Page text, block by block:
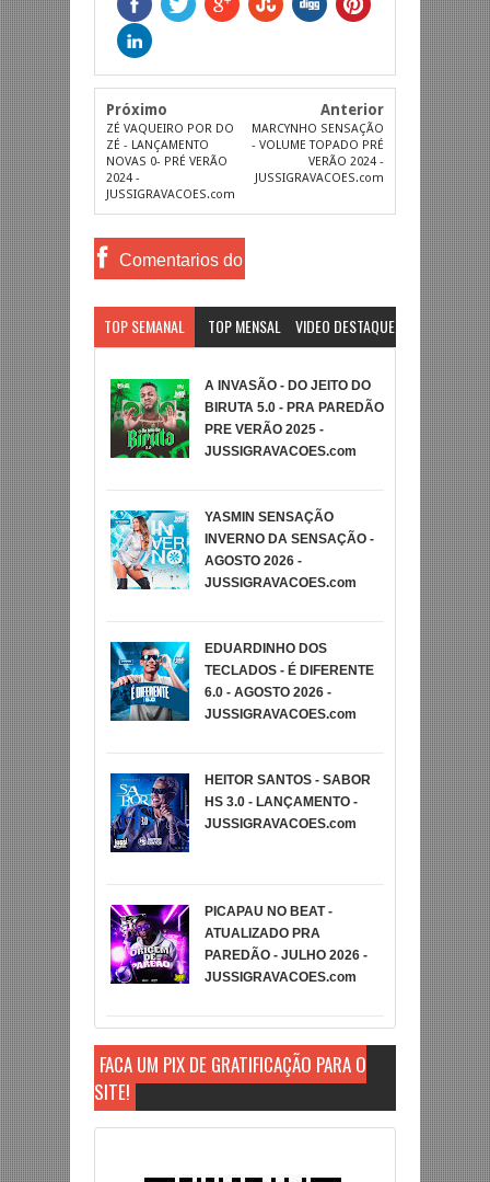
Próximo
ZÉ VAQUEIRO POR DO
ZÉ - LANÇAMENTO
NOVAS 0- PRÉ VERÃO
2024 -
JUSSIGRAVACOES.com
Anterior
MARCYNHO SENSAÇÃO
- VOLUME TOPADO PRÉ
VERÃO 2024 -
JUSSIGRAVACOES.com
Comentarios do
TOP SEMANAL TOP MENSAL VIDEO DESTAQUE
A INVASÃO - DO JEITO DO
BIRUTA 5.0 - PRA PAREDÃO
PRE VERÃO 2025 -
JUSSIGRAVACOES.com
YASMIN SENSAÇÃO
INVERNO DA SENSAÇÃO -
AGOSTO 2026 -
JUSSIGRAVACOES.com
EDUARDINHO DOS
TECLADOS - É DIFERENTE
6.0 - AGOSTO 2026 -
JUSSIGRAVACOES.com
HEITOR SANTOS - SABOR
HS 3.0 - LANÇAMENTO -
JUSSIGRAVACOES.com
PICAPAU NO BEAT -
ATUALIZADO PRA
PAREDÃO - JULHO 2026 -
JUSSIGRAVACOES.com
FAÇA UM PIX DE GRATIFICAÇÃO PARA O
SITE!